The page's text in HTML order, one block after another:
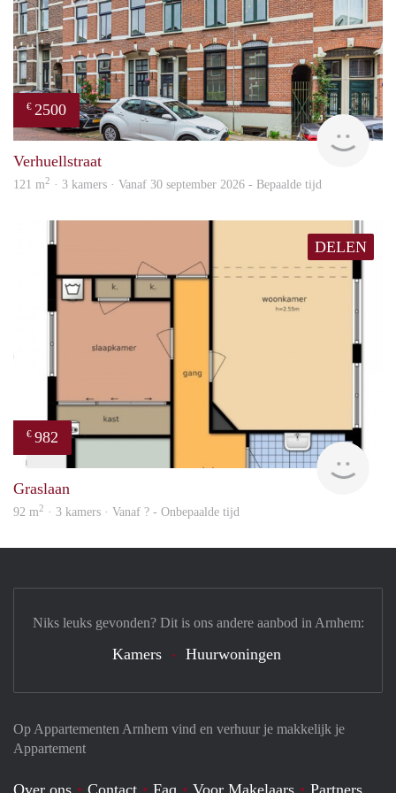
€ 2500
Blinq
Verhuellstraat
121 m2 · 3 kamers · Vanaf 30 september 2026 - Bepaalde tijd
DELEN
€ 982
Graslaan
92 m2 · 3 kamers · Vanaf ? - Onbepaalde tijd
Op Appartementen Arnhem vind en verhuur je makkelijk je
Appartement
Over ons Contact Faq Voor Makelaars Partners
Niks leuks gevonden? Dit is ons andere aanbod in Arnhem:
Kamers Huurwoningen